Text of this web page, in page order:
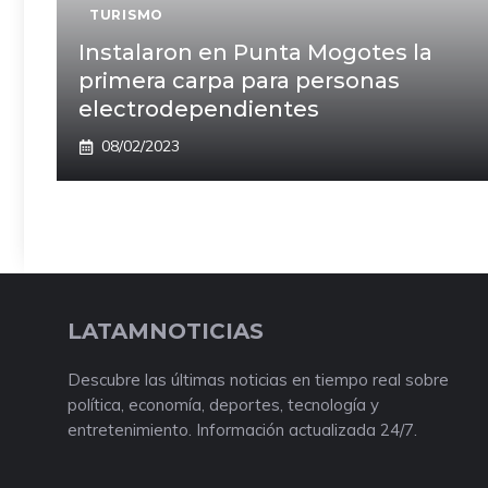
TURISMO
Instalaron en Punta Mogotes la
primera carpa para personas
electrodependientes
08/02/2023
LATAMNOTICIAS
Descubre las últimas noticias en tiempo real sobre
política, economía, deportes, tecnología y
entretenimiento. Información actualizada 24/7.